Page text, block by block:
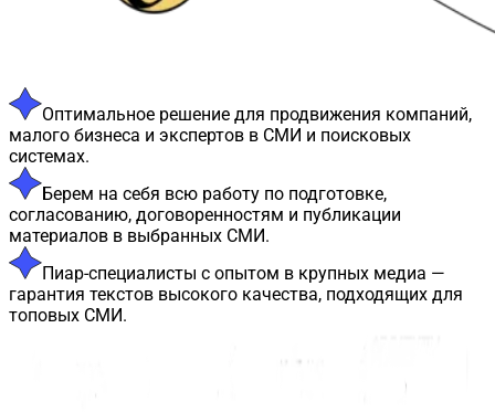
Оптимальное решение для продвижения компаний,
малого бизнеса и экспертов в СМИ и поисковых
системах.
Берем на себя всю работу по подготовке,
согласованию, договоренностям и публикации
материалов в выбранных СМИ.
Пиар-специалисты с опытом в крупных медиа —
гарантия текстов высокого качества, подходящих для
топовых СМИ.